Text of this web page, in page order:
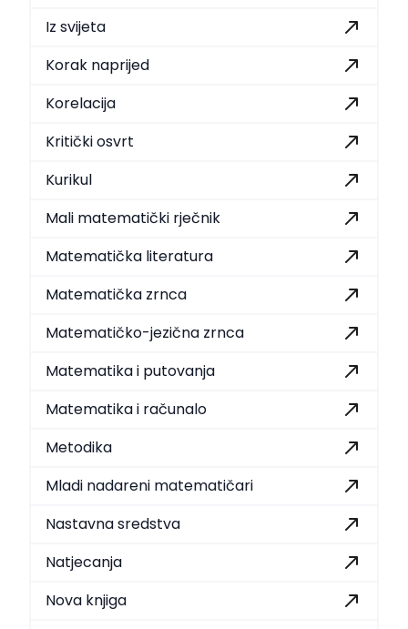
Iz svijeta
Korak naprijed
Korelacija
Kritički osvrt
Kurikul
Mali matematički rječnik
Matematička literatura
Matematička zrnca
Matematičko-jezična zrnca
Matematika i putovanja
Matematika i računalo
Metodika
Mladi nadareni matematičari
Nastavna sredstva
Natjecanja
Nova knjiga